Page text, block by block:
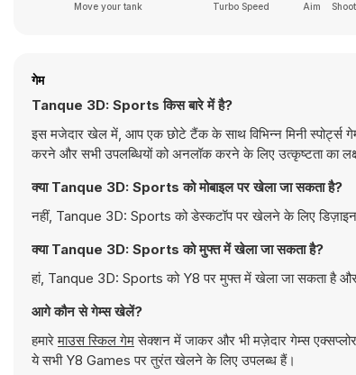
Move your tank Turbo Speed Aim Shoot
गेम
Tanque 3D: Sports किस बारे में है?
इस मजेदार खेल में, आप एक छोटे टैंक के साथ विभिन्न मिनी
करने और सभी उपलब्धियों को अनलॉक करने के लिए उत्कृष्टता का
क्या Tanque 3D: Sports को मोबाइल पर खेला जा सकता है?
नहीं, Tanque 3D: Sports को डेस्कटॉप पर खेलने के लिए डिज़ाइन
क्या Tanque 3D: Sports को मुफ्त में खेला जा सकता है?
हां, Tanque 3D: Sports को Y8 पर मुफ्त में खेला जा सकता है
आगे कौन से गेम्स खेलें?
हमारेमाउस स्किल गेमसेक्शन में जाकर और भी मज़ेदार गेम्स
ये सभी Y8 Games पर तुरंत खेलने के लिए उपलब्ध हैं।